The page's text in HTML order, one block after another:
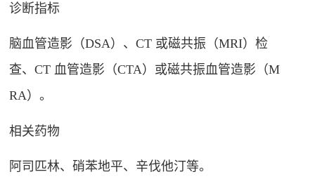
诊断指标
脑血管造影（DSA）、CT 或磁共振（MRI）检
查、CT 血管造影（CTA）或磁共振血管造影（M
RA）。
相关药物
阿司匹林、硝苯地平、辛伐他汀等。